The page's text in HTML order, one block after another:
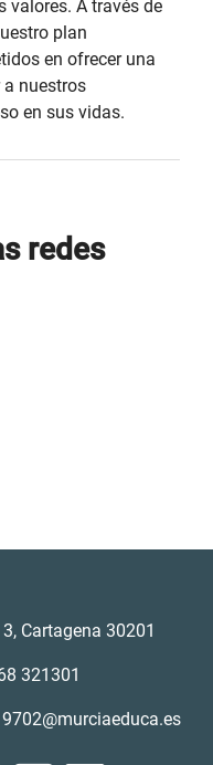
valores. A través de
plan
en ofrecer una
nuestros
en sus vidas.
redes
Cartagena 30201
321301